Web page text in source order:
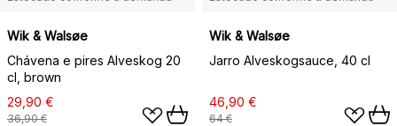
Wik & Walsøe
Chávena e pires Alveskog 20
cl, brown
29,90 €
36,90 €
Wik & Walsøe
Jarro Alveskogsauce, 40 cl
46,90 €
64 €